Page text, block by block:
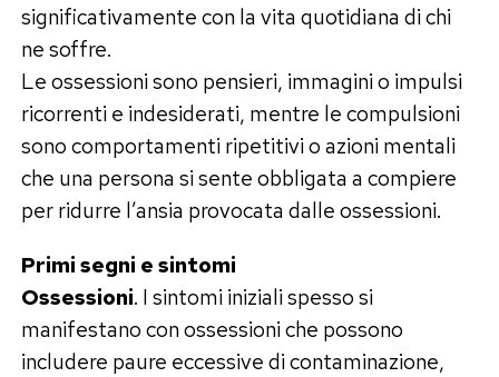
significativamente con la vita quotidiana di chi
ne soffre.
Le ossessioni sono pensieri, immagini o impulsi
ricorrenti e indesiderati, mentre le compulsioni
sono comportamenti ripetitivi o azioni mentali
che una persona si sente obbligata a compiere
per ridurre l’ansia provocata dalle ossessioni.
Primi segni e sintomi
Ossessioni. I sintomi iniziali spesso si
manifestano con ossessioni che possono
includere paure eccessive di contaminazione,